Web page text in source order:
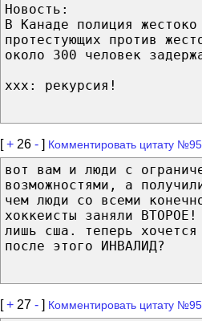
Новость:
В Канаде полиция жестоко
протестующих против
около 300 человек
xxx: рекурсия!
[+ 26 - ] Комментировать цитату
вот вам и люди с
возможностями, а
чем люди со всеми
хоккеисты заняли
лишь сша. теперь
после этого ИНВАЛИД?
[+ 27 - ] Комментировать цитату